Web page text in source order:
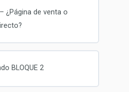
¿Página de venta o
BLOQUE 2